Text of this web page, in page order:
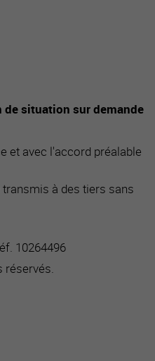
de situation sur demande
et avec l'accord préalable
à des tiers sans
10264496
réservés.